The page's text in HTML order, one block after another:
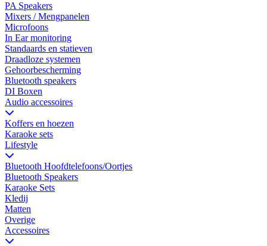
PA Speakers
Mixers / Mengpanelen
Microfoons
In Ear monitoring
Standaards en statieven
Draadloze systemen
Gehoorbescherming
Bluetooth speakers
DI Boxen
Audio accessoires
Koffers en hoezen
Karaoke sets
Lifestyle
Bluetooth Hoofdtelefoons/Oortjes
Bluetooth Speakers
Karaoke Sets
Kledij
Matten
Overige
Accessoires